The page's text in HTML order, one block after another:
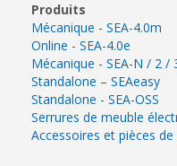
Produits
Mécanique - SEA-4.0m
Online - SEA-4.0e
Mécanique - SEA-N / 2 /
Standalone – SEAeasy
Standalone - SEA-OSS
Serrures de meuble
Accessoires et pièces de